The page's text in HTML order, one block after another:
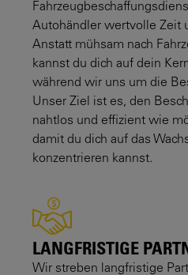
Autohändler wertvolle Zeit
Anstatt mühsam nach
kannst du dich auf dein
während wir uns um die
Unser Ziel ist es, den
nahtlos und effizient wie
damit du dich auf das
konzentrieren kannst.
LANGFRISTIGE
Wir streben langfristige